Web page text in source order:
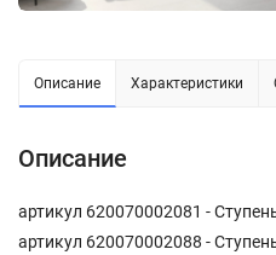
Описание Характеристики
Описание
артикул 620070002081 -
артикул 620070002088 -